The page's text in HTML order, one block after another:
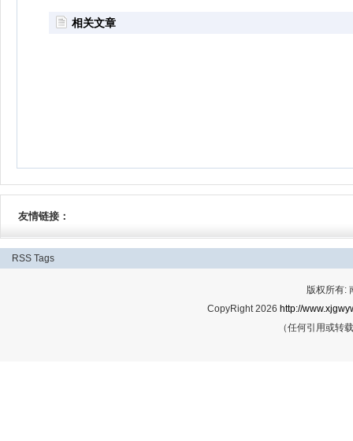
相关文章
友情链接：
RSS Tags
版权所有:
CopyRight 2026 http://
（任何引用或转